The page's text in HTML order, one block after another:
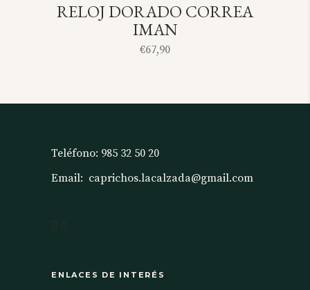
SOLD
RELOJ DORADO CORREA
IMAN
€67,90
Teléfono: 985 32 50 20
Email: caprichos.lacalzada@gmail.com
ENLACES DE INTERÉS